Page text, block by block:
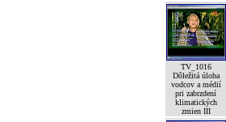
TV_1016
Dôležitá úloha
vodcov a médií
pri zabrzdení
klimatických
zmien III